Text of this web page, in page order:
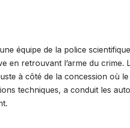
équipe de la police
en retrouvant l’arme du
à côté de la concession où
techniques, a conduit les